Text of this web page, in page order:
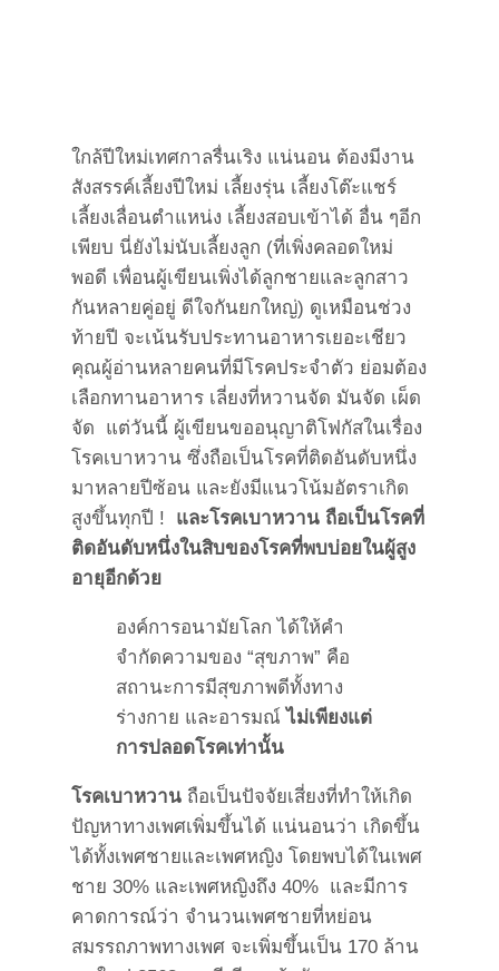
ใกล้ปีใหม่เทศกาลรื่นเริง แน่นอน ต้องมีงาน
สังสรรค์เลี้ยงปีใหม่ เลี้ยงรุ่น เลี้ยงโต๊ะแชร์
เลี้ยงเลื่อนตำแหน่ง เลี้ยงสอบเข้าได้ อื่น ๆอีก
เพียบ นี่ยังไม่นับเลี้ยงลูก (ที่เพิ่งคลอดใหม่
พอดี เพื่อนผู้เขียนเพิ่งได้ลูกชายและลูกสาว
กันหลายคู่อยู่ ดีใจกันยกใหญ่) ดูเหมือนช่วง
ท้ายปี จะเน้นรับประทานอาหารเยอะเชียว
คุณผู้อ่านหลายคนที่มีโรคประจำตัว ย่อมต้อง
เลือกทานอาหาร เลี่ยงที่หวานจัด มันจัด เผ็ด
จัด แต่วันนี้ ผู้เขียนขออนุญาติโฟกัสในเรื่อง
โรคเบาหวาน ซึ่งถือเป็นโรคที่ติดอันดับหนึ่ง
มาหลายปีซ้อน และยังมีแนวโน้มอัตราเกิด
สูงขึ้นทุกปี ! และโรคเบาหวาน ถือเป็นโรคที่
ติดอันดับหนึ่งในสิบของโรคที่พบบ่อยในผู้สูง
อายุอีกด้วย
องค์การอนามัยโลก ได้ให้คำ
จำกัดความของ “สุขภาพ” คือ
สถานะการมีสุขภาพดีทั้งทาง
ร่างกาย และอารมณ์ไม่เพียงแต่
การปลอดโรคเท่านั้น
โรคเบาหวาน ถือเป็นปัจจัยเสี่ยงที่ทำให้เกิด
ปัญหาทางเพศเพิ่มขึ้นได้ แน่นอนว่า เกิดขึ้น
ได้ทั้งเพศชายและเพศหญิง โดยพบได้ในเพศ
ชาย 30% และเพศหญิงถึง 40% และมีการ
คาดการณ์ว่า จำนวนเพศชายที่หย่อน
สมรรถภาพทางเพศ จะเพิ่มขึ้นเป็น 170 ล้าน